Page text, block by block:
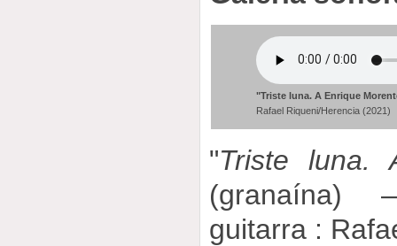
"Triste luna. A Enrique
Rafael Riqueni/Herencia (2021)
"Triste luna.
(granaína)
guitarra :